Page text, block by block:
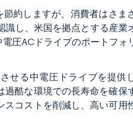
約しますが、消費者はさま
し、米国を拠点とする産業
圧ACドライブのポートフォ
せる中電圧ドライブを提供
酷な環境での長寿命を確保
スコストを削減し、高い可用